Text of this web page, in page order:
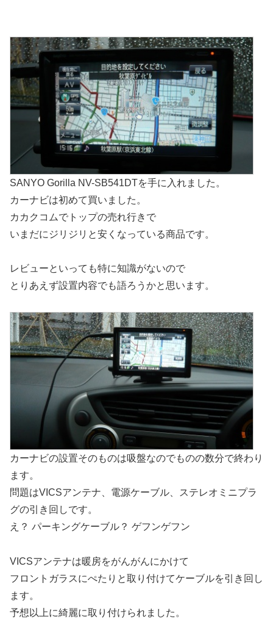
SANYO Gorilla NV-SB541DTを手に入れました。
カーナビは初めて買いました。
カカクコムでトップの売れ行きで
いまだにジリジリと安くなっている商品です。
レビューといっても特に知識がないので
とりあえず設置内容でも語ろうかと思います。
カーナビの設置そのものは吸盤なのでものの数分で終わり
ます。
問題はVICSアンテナ、電源ケーブル、ステレオミニプラ
グの引き回しです。
え？ パーキングケーブル？ ゲフンゲフン
VICSアンテナは暖房をがんがんにかけて
フロントガラスにぺたりと取り付けてケーブルを引き回し
ます。
予想以上に綺麗に取り付けられました。